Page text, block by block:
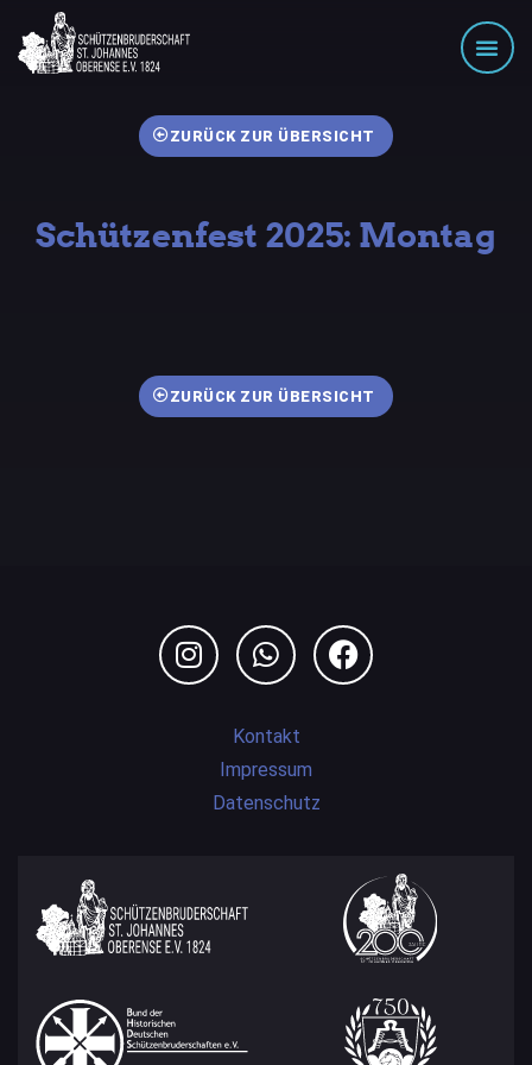
ZURÜCK ZUR ÜBERSICHT
Schützenfest 2025: Montag
ZURÜCK ZUR ÜBERSICHT
Kontakt
Impressum
Datenschutz